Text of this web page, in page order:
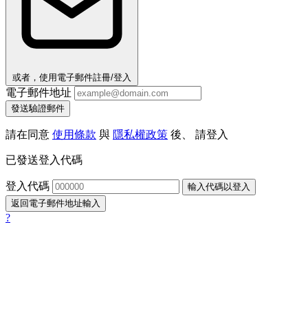
或者，使用電子郵件註冊/登入
電子郵件地址
發送驗證郵件
請在同意 使用條款 與 隱私權政策 後、 請登入
已發送登入代碼
登入代碼
輸入代碼以登入
返回電子郵件地址輸入
?